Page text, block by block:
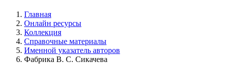
Главная
Онлайн ресурсы
Коллекция
Справочные материалы
Именной указатель авторов
Фабрика В. С. Сикачева